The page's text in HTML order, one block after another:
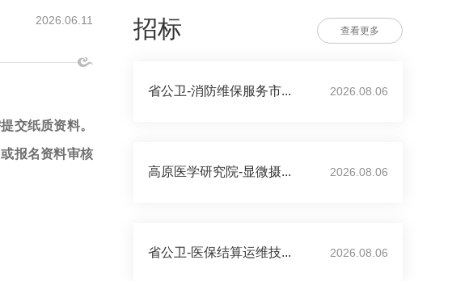
2026.06.11
交纸质资料。
报名资料审核
招标 查看更多
省公卫-消防维保服务市... 2026.08.06
高原医学研究院-显微摄... 2026.08.06
省公卫-医保结算运维技... 2026.08.06